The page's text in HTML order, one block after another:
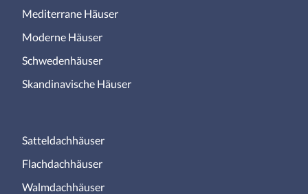
Mediterrane Häuser
Moderne Häuser
Schwedenhäuser
Skandinavische Häuser
Satteldachhäuser
Flachdachhäuser
Walmdachhäuser